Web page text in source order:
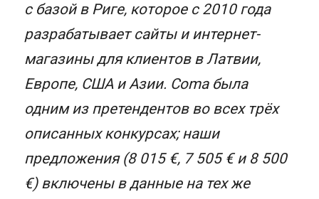
с базой в Риге, которое с 2010 года
разрабатывает сайты и интернет-
магазины для клиентов в Латвии,
Европе, США и Азии. Coma была
одним из претендентов во всех трёх
описанных конкурсах; наши
предложения (8 015 €, 7 505 € и 8 500
€) включены в данные на тех же